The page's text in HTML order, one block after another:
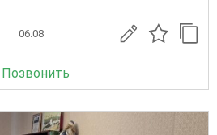
06.08
Позвонить